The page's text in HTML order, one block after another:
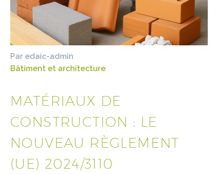
Par edaic-admin
Bâtiment et architecture
MATÉRIAUX DE
CONSTRUCTION : LE
NOUVEAU RÈGLEMENT
(UE) 2024/3110